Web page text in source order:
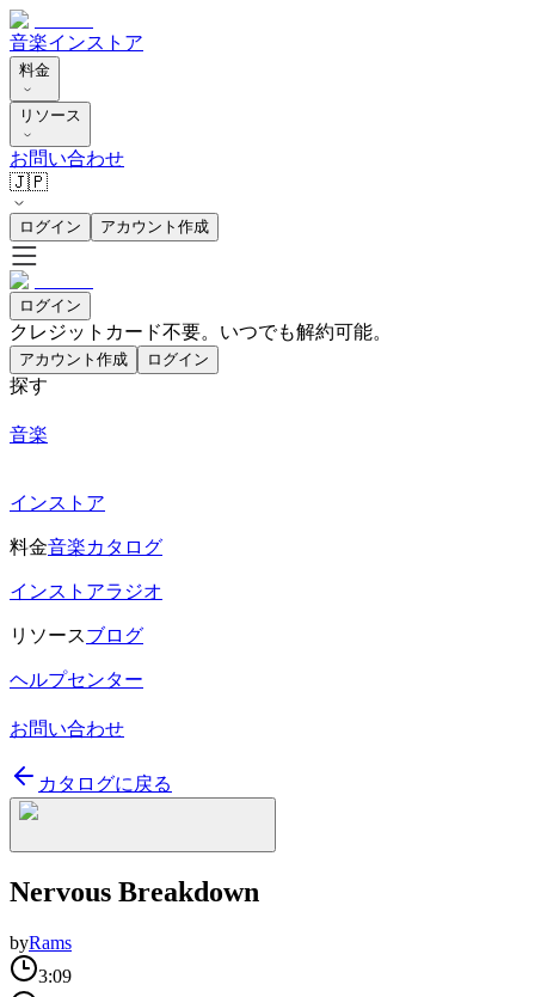
音楽インストア
料金
リソース
お問い合わせ
🇯🇵
ログイン アカウント作成
ログイン
クレジットカード不要。いつでも解約可能。
アカウント作成 ログイン
探す
音楽
インストア
料金音楽カタログ
インストアラジオ
リソースブログ
ヘルプセンター
お問い合わせ
カタログに戻る
Nervous Breakdown
byRams
3:09